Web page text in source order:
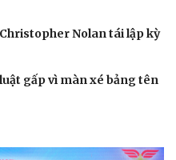
Christopher Nolan tái lập kỳ
gấp vì màn xé bảng tên